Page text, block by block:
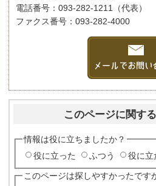
電話番号：093-282-1211（代表）
ファクス番号：093-282-4000
このページに関す
情報は役に立ちましたか？
役に立った
ふつう 役に立
このページは探しやすかったです